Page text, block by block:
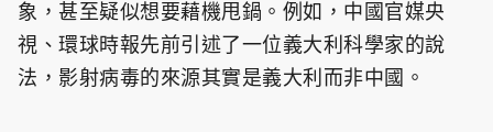
象，甚至疑似想要藉機甩鍋。例如，中國官媒央
視、環球時報先前引述了一位義大利科學家的說
法，影射病毒的來源其實是義大利而非中國。